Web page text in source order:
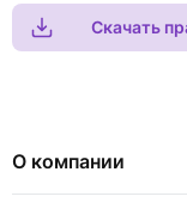
Скачать
О компании